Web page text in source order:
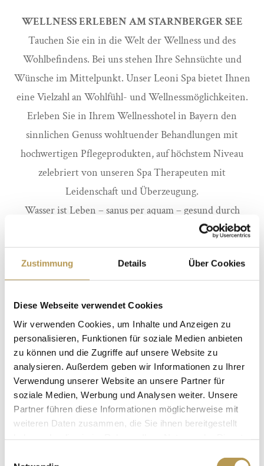
Zustimmung Details Über Cookies
Diese Webseite verwendet Cookies
Wir verwenden Cookies, um Inhalte und Anzeigen zu
personalisieren, Funktionen für soziale Medien anbieten
zu können und die Zugriffe auf unsere Website zu
analysieren. Außerdem geben wir Informationen zu Ihrer
Verwendung unserer Website an unsere Partner für
soziale Medien, Werbung und Analysen weiter. Unsere
Partner führen diese Informationen möglicherweise mit
weiteren Daten zusammen, die Sie ihnen bereitgestellt
WELLNESS ERLEBEN AM STARNBERGER SEE
Tauchen Sie ein in die Welt der Wellness und des
Wohlbefindens. Bei uns stehen Ihre Sehnsüchte und
Wünsche im Mittelpunkt. Unser Leoni Spa bietet Ihnen
eine Vielzahl an Wohlfühl- und Wellnessmöglichkeiten.
Erleben Sie in Ihrem Wellnesshotel in Bayern den
sinnlichen Genuss wohltuender Behandlungen mit
hochwertigen Pflegeprodukten, auf höchstem Niveau
zelebriert von unseren Spa Therapeuten mit
Leidenschaft und Überzeugung.
Wasser ist Leben – sanus per aquam – gesund durch
Wasser. Schon wieder wussten es die Römer bereits
damals und verbreiteten es in der ganzen Welt. Auch
der Blick auf das Wasser ist Balsam für die Seele.
einzigartigen Alpen, die herrliche Landschaft und den
Starnberger See auf unserer gemütlichen Liegewiese.
Regenerieren Sie und laden Sie Ihre Akkus in unserem
bayrischen Wellnesshotel am Starnberger See auf.
Vergessen Sie den Alltag für einen Moment.
Unser Leoni Spa ist so gelegen, dass Sie sich vollkommen
zurückziehen können. Beobachten Sie doch vor oder
nach Ihrer Anwendung die vielen Enten und Vögel, die
sich auf und um den See herum tummeln. In unserem